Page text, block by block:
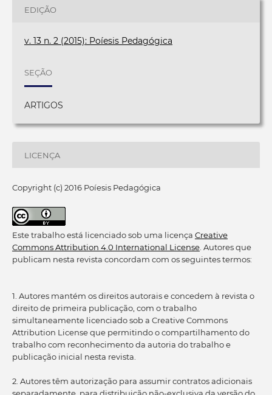
EDIÇÃO
v. 13 n. 2 (2015): Poíesis Pedagógica
SEÇÃO
ARTIGOS
LICENÇA
Copyright (c) 2016 Poíesis Pedagógica
Este trabalho está licenciado sob uma licença Creative
Commons Attribution 4.0 International License. Autores que
publicam nesta revista concordam com os seguintes termos:
1. Autores mantém os direitos autorais e concedem à revista o
direito de primeira publicação, com o trabalho
simultaneamente licenciado sob a Creative Commons
Attribution License que permitindo o compartilhamento do
trabalho com reconhecimento da autoria do trabalho e
publicação inicial nesta revista.
2. Autores têm autorização para assumir contratos adicionais